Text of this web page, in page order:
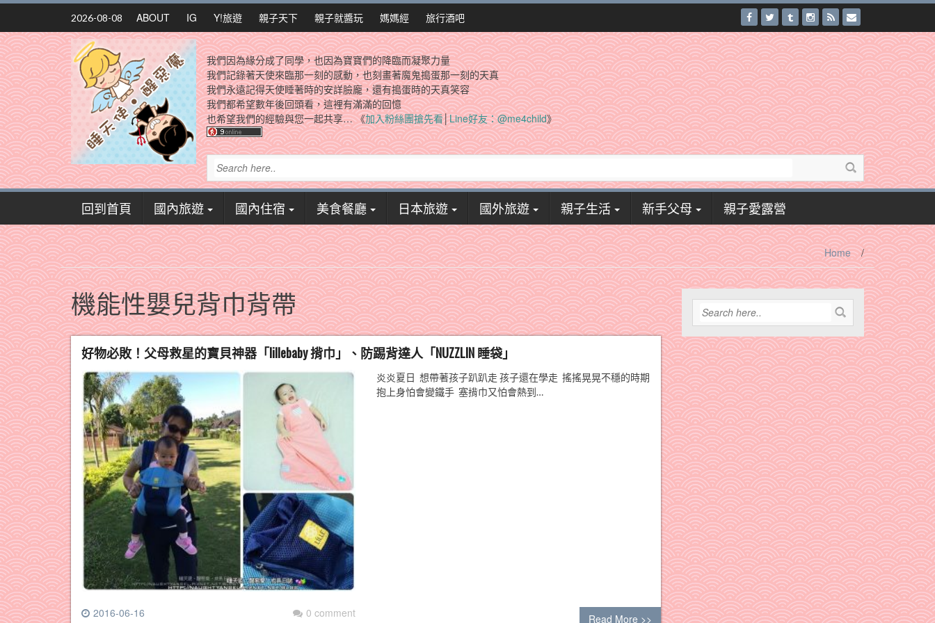
Skip
content
2026-08-08 ABOUT IG Y!旅遊 親子天下 親子就醬玩 媽媽經 旅行酒吧
我們因為緣分成了同學，也因為寶寶們的降臨而凝聚力量
我們記錄著天使來臨那一刻的感動，也刻畫著魔鬼搗蛋那一刻的天真
我們永遠記得天使睡著時的安詳臉龐，還有搗蛋時的天真笑容
我們都希望數年後回頭看，這裡有滿滿的回憶
也希望我們的經驗與您一起共享… 《加入粉絲團搶先看│Line好友：@me4child》
回到首頁 國內旅遊 國內住宿 美食餐廳 日本旅遊 國外旅遊 親子生活 新手父母 親子愛露營
Home /
機能性嬰兒背巾背帶
好物必敗！父母救星的寶貝神器「lillebaby 揹巾」、防踢背達人「NUZZLIN 睡袋」
2016-06-16 0 comment
炎炎夏日 想帶著孩子趴趴走 孩子還在學走 搖搖晃晃不穩的時期
抱上身怕會變鐵手 塞揹巾又怕會熱到…
Read More >>